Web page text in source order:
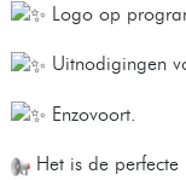
Logo op
Uitnodigingen
Enzovoort.
Het is de perfecte